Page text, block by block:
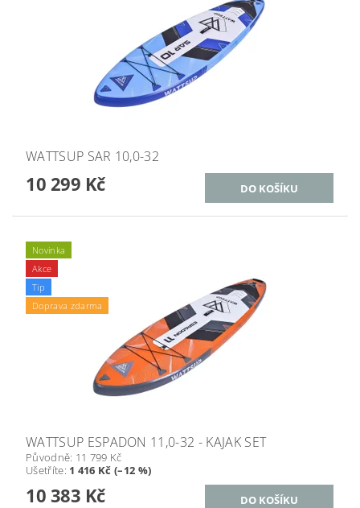
WATTSUP SAR 10,0-32
10 299 Kč
Novinka
Akce
Tip
Doprava zdarma
WATTSUP ESPADON 11,0-32 - KAJAK SET
Původně: 11 799 Kč
Ušetříte: 1 416 Kč (–12 %)
10 383 Kč